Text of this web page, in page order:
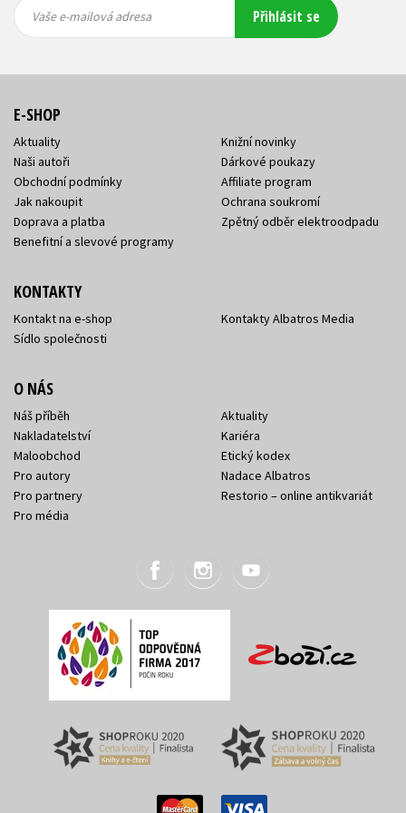
mailová
mailová
Vaše e-mailová adresa Přihlásit se
E-SHOP
Aktuality
Naši autoři
Obchodní podmínky
Jak nakoupit
Doprava a platba
Benefitní a slevové programy
Knižní novinky
Dárkové poukazy
Affiliate program
Ochrana soukromí
Zpětný odběr elektroodpadu
KONTAKTY
Kontakt na e-shop
Sídlo společnosti
Kontakty Albatros Media
O NÁS
Náš příběh
Nakladatelství
Maloobchod
Pro autory
Pro partnery
Pro média
Aktuality
Kariéra
Etický kodex
Nadace Albatros
Restorio – online antikvariát